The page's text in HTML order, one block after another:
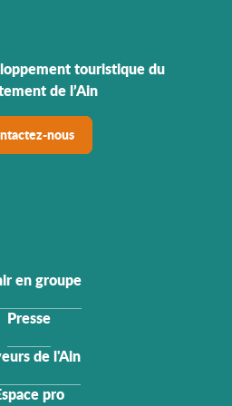
touristique du
de l’Ain
nous
en groupe
Presse
de l'Ain
pro